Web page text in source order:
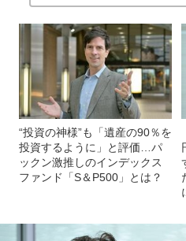
“投資の神様”も「遺産の90％を
投資するように」と評価…パ
ックン激推しのインデックス
ファンド「S＆P500」とは？